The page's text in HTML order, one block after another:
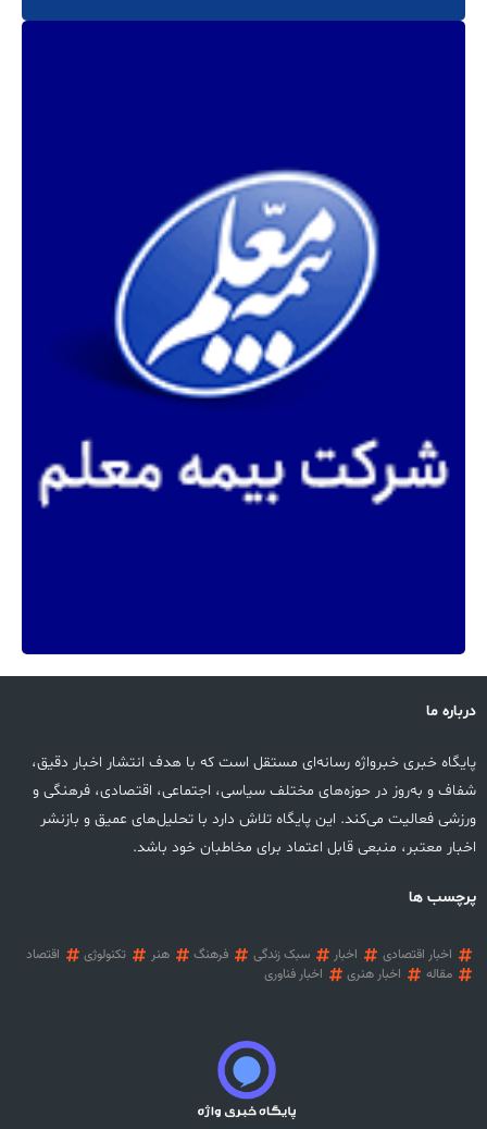
درباره ما
پایگاه خبری خبرواژه رسانه‌ای مستقل است که با هدف انتشار اخبار دقیق،
شفاف و به‌روز در حوزه‌های مختلف سیاسی، اجتماعی، اقتصادی، فرهنگی و
ورزشی فعالیت می‌کند. این پایگاه تلاش دارد با تحلیل‌های عمیق و بازنشر
اخبار معتبر، منبعی قابل اعتماد برای مخاطبان خود باشد.
پرچسب ها
اخبار اقتصادی اخبار سبک زندگی فرهنگ هنر تکنولوژی
اقتصاد
مقاله
اخبار هنری اخبار فناوری